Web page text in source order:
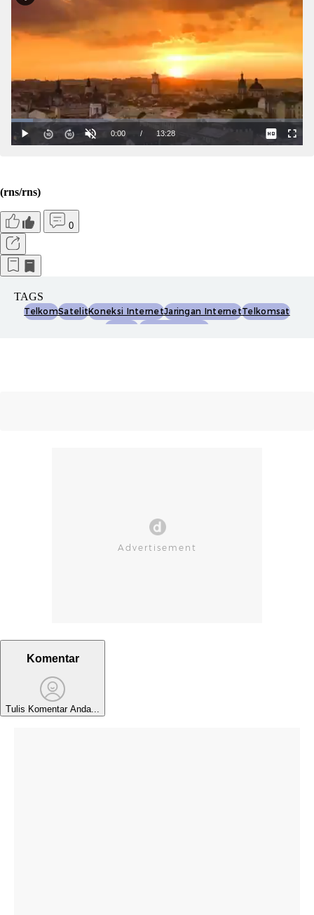
(rns/rns)
0
TAGS
TelkomSatelitKoneksi InternetJaringan InternetTelkomsat
Starlink Internet Satelit
Komentar
Tulis Komentar Anda...